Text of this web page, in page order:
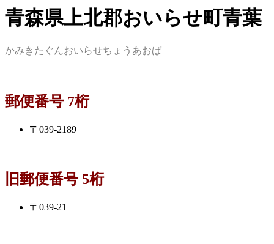
青森県上北郡おいらせ町青葉
かみきたぐんおいらせちょうあおば
郵便番号 7桁
〒039-2189
旧郵便番号 5桁
〒039-21